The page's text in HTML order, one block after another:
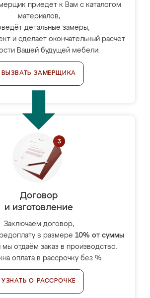
приедет к Вам с каталогом
материалов,
детальные замеры,
и сделает окончательный расчёт
Вашей будущей мебели.
ВЫЗВАТЬ ЗАМЕРЩИКА
Договор
и изготовление
Заключаем договор,
в размере 10% от суммы
мы отдаём заказ в производство.
оплата в рассрочку без %.
УЗНАТЬ О РАССРОЧКЕ